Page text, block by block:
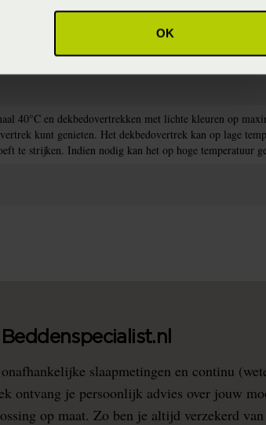
OK
40°C en dekbedovertrekken met lichte kleuren op
kunt genieten. Het dekbedovertrek kan op lage
te strijken. Indien nodig kan het op hoge temperatuur
slaapmetingen en continu
ontvang je persoonlijk advies over jouw
op maat. Zo ben je altijd verzekerd